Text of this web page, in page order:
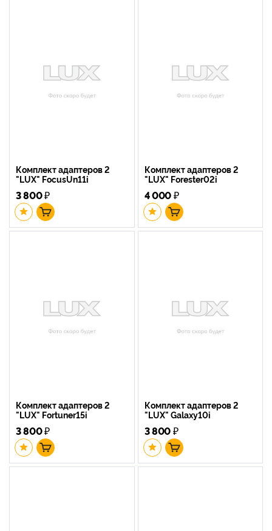
Комплект адаптеров 2
"LUX" FocusUn11i
3 800₽
Комплект адаптеров 2
"LUX" Forester02i
4 000₽
Комплект адаптеров 2
"LUX" Fortuner15i
3 800₽
Комплект адаптеров 2
"LUX" Galaxy10i
3 800₽